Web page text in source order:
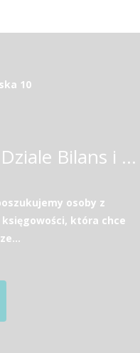
10
Specjalista / Specjalistka w Dziale Bilans i Podatki
osoby z
która chce